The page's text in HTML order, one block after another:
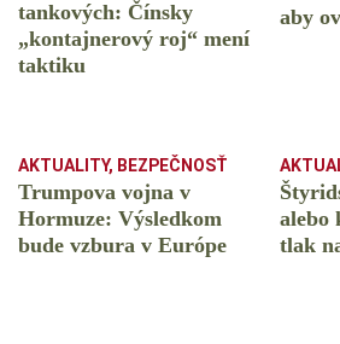
tankových: Čínsky
️„kontajnerový roj“ mení
taktiku
aby
AKTUALITY, BEZPEČNOSŤ
Trumpova vojna v
Hormuze: Výsledkom
bude vzbura v Európe
alebo
tlak